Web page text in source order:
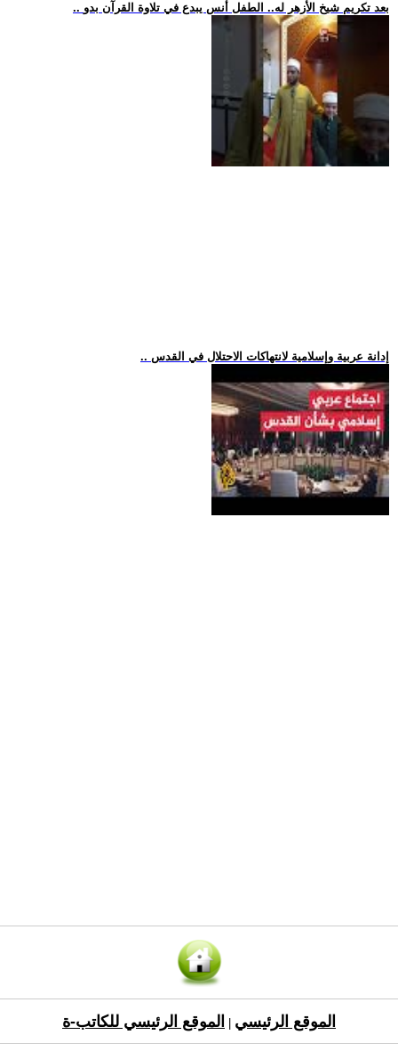
.. بعد تكريم شيخ الأزهر له.. الطفل أنس يبدع في تلاوة القرآن بدو
.. إدانة عربية وإسلامية لانتهاكات الاحتلال في القدس
الموقع الرئيسي الموقع الرئيسي للكاتب-ة